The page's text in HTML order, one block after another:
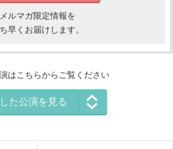
メルマガ限定情報を
早くお届けします。
はこちらからご覧ください
た公演を見る